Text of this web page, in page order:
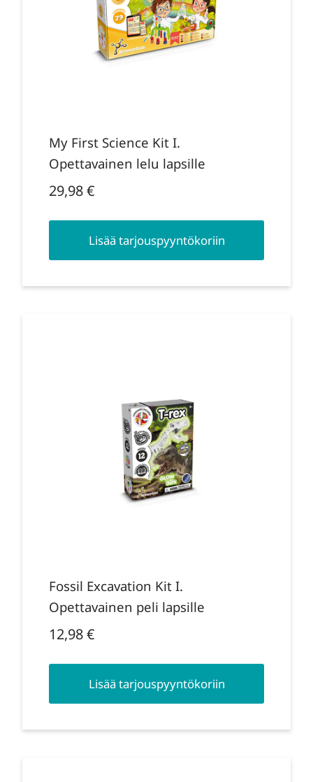
My First Science Kit I.
Opettavainen lelu lapsille
29,98€
Lisää tarjouspyyntökoriin
Fossil Excavation Kit I.
Opettavainen peli lapsille
12,98€
Lisää tarjouspyyntökoriin